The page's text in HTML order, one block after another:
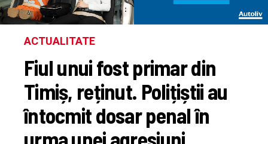
ACTUALITATE
Fiul unui fost primar din
Timiș, reținut. Polițiștii au
întocmit dosar penal în